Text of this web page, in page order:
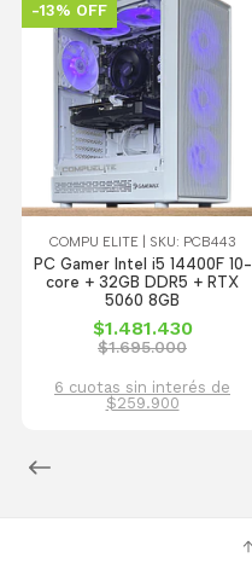
-13% OFF
COMPU ELITE | SKU: PCB443
PC Gamer Intel i5 14400F 10-
core + 32GB DDR5 + RTX
5060 8GB
$1.481.430
$1.695.000
6 cuotas sin interés de
$259.900